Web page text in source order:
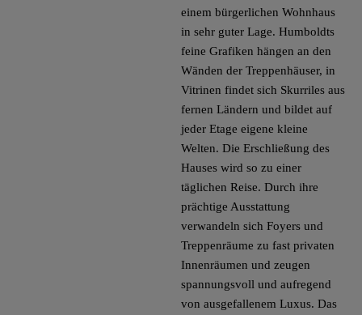
einem bürgerlichen Wohnhaus
in sehr guter Lage. Humboldts
feine Grafiken hängen an den
Wänden der Treppenhäuser, in
Vitrinen findet sich Skurriles aus
fernen Ländern und bildet auf
jeder Etage eigene kleine
Welten. Die Erschließung des
Hauses wird so zu einer
täglichen Reise. Durch ihre
prächtige Ausstattung
verwandeln sich Foyers und
Treppenräume zu fast privaten
Innenräumen und zeugen
spannungsvoll und aufregend
von ausgefallenem Luxus. Das